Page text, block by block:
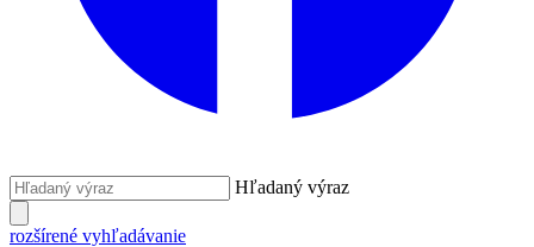
Hľadaný výraz
rozšírené vyhľadávanie